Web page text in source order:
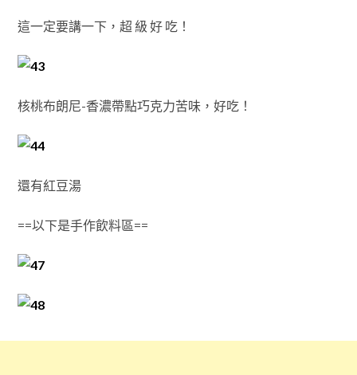
這一定要講一下，超 級 好 吃！
核桃布朗尼-香濃帶點巧克力苦味，好吃！
還有紅豆湯
==以下是手作飲料區==